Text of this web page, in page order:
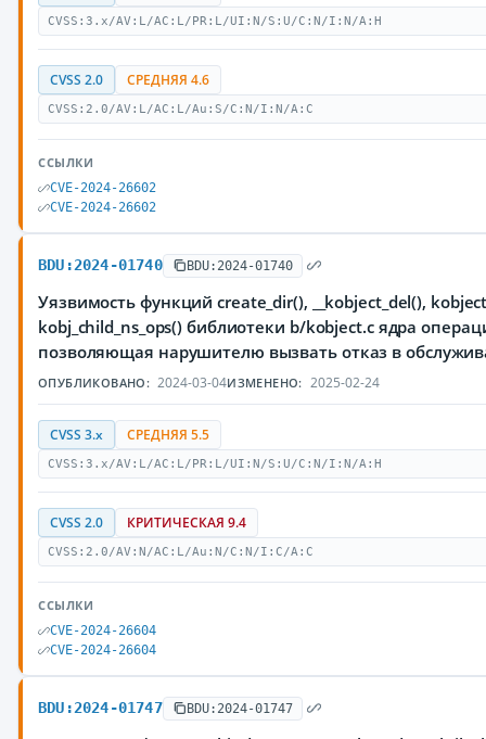
CVSS:3.x/AV:L/AC:L/PR:L/UI:N/S:U/C:N/I:N/A:H
CVSS 2.0 СРЕДНЯЯ 4.6
CVSS:2.0/AV:L/AC:L/Au:S/C:N/I:N/A:C
ССЫЛКИ
CVE-2024-26602
CVE-2024-26602
BDU:2024-01740 BDU:2024-01740
Уязвимость функций create_dir(), __kobject_del(),
kobj_child_ns_ops() библиотеки b/kobject.c ядра
позволяющая нарушителю вызвать отказ в
ОПУБЛИКОВАНО: 2024-03-04ИЗМЕНЕНО: 2025-02-24
CVSS 3.x СРЕДНЯЯ 5.5
CVSS:3.x/AV:L/AC:L/PR:L/UI:N/S:U/C:N/I:N/A:H
CVSS 2.0 КРИТИЧЕСКАЯ 9.4
CVSS:2.0/AV:N/AC:L/Au:N/C:N/I:C/A:C
ССЫЛКИ
CVE-2024-26604
CVE-2024-26604
BDU:2024-01747 BDU:2024-01747